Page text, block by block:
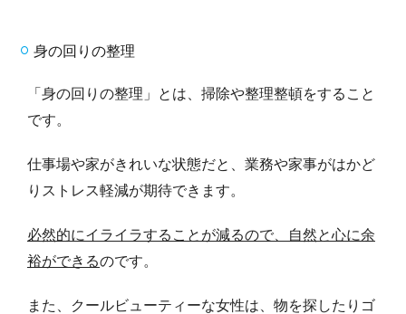
身の回りの整理
「身の回りの整理」とは、掃除や整理整頓をすること
です。
仕事場や家がきれいな状態だと、業務や家事がはかど
りストレス軽減が期待できます。
必然的にイライラすることが減るので、自然と心に余
裕ができるのです。
また、クールビューティーな女性は、物を探したりゴ